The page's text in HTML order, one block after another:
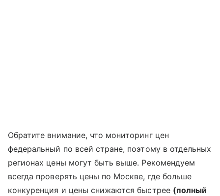
Обратите внимание, что мониторинг цен
федеральный по всей стране, поэтому в отдельных
регионах цены могут быть выше. Рекомендуем
всегда проверять цены по Москве, где больше
конкуренция и цены снижаются быстрее (полный